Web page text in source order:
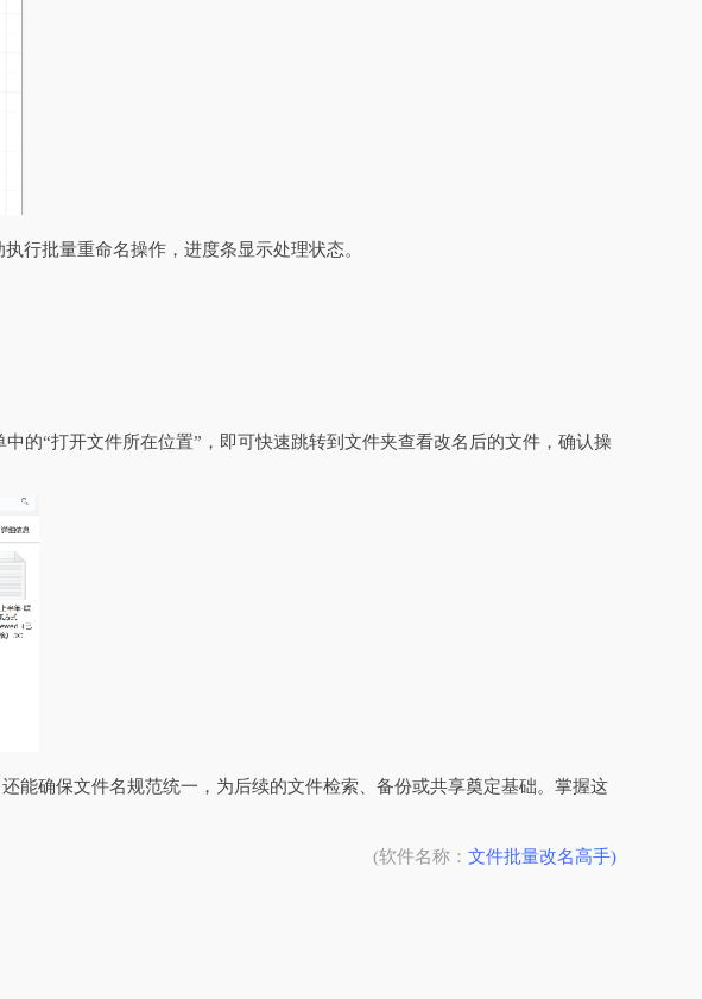
行批量重命名操作，进度条显示处理状态。
的“打开文件所在位置”，即可快速跳转到文件夹查看改名后的文件，确认操
能确保文件名规范统一，为后续的文件检索、备份或共享奠定基础。掌握这
(软件名称： 文件批量改名高手)